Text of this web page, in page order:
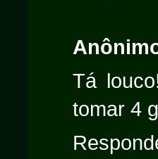
Tá
tomar 4